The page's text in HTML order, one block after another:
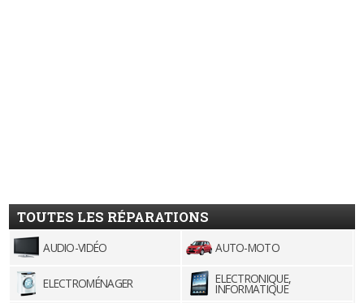
TOUTES LES RÉPARATIONS
AUDIO-VIDÉO AUTO-MOTO
ELECTROMÉNAGER ELECTRONIQUE,
INFORMATIQUE